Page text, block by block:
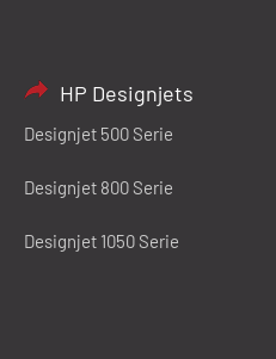
HP Designjets
Designjet 500 Serie
Designjet 800 Serie
Designjet 1050 Serie